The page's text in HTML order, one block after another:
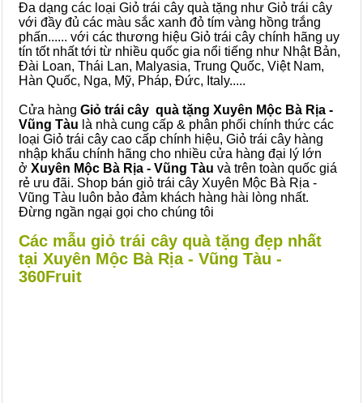
Đa dạng các loại Giỏ trái cây quà tặng như Giỏ trái cây
với đầy đủ các màu sắc xanh đỏ tím vàng hồng trắng
phấn...... với các thương hiệu Giỏ trái cây chính hãng uy
tín tốt nhất tới từ nhiều quốc gia nổi tiếng như Nhật Bản,
Đài Loan, Thái Lan, Malyasia, Trung Quốc, Việt Nam,
Hàn Quốc, Nga, Mỹ, Pháp, Đức, Italy.....
Cửa hàng Giỏ trái cây quà tặng Xuyên Mộc Bà Rịa -
Vũng Tàu là nhà cung cấp & phân phối chính thức các
loại Giỏ trái cây cao cấp chính hiệu, Giỏ trái cây hàng
nhập khẩu chính hãng cho nhiều cửa hàng đại lý lớn
ở Xuyên Mộc Bà Rịa - Vũng Tàu và trên toàn quốc giá
rẻ ưu đãi. Shop bán giỏ trái cây Xuyên Mộc Bà Rịa -
Vũng Tàu luôn bảo đảm khách hàng hài lòng nhất.
Đừng ngần ngại gọi cho chúng tôi
Các mẫu giỏ trái cây quà tặng đẹp nhất
tại Xuyên Mộc Bà Rịa - Vũng Tàu -
360Fruit